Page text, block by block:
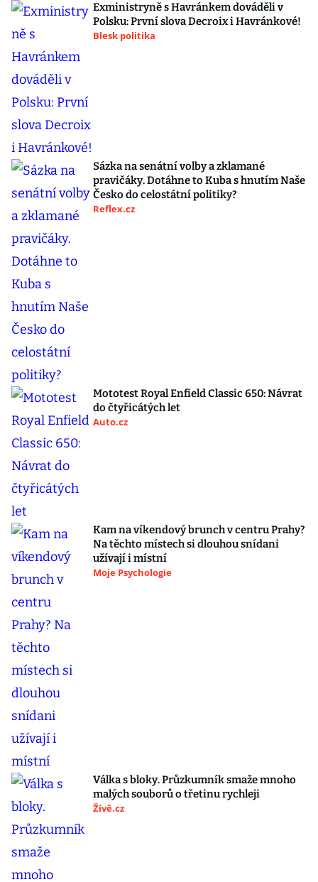
Exministryně s Havránkem dováděli v
Polsku: První slova Decroix i Havránkové!
Blesk politika
Sázka na senátní volby a zklamané
pravičáky. Dotáhne to Kuba s hnutím Naše
Česko do celostátní politiky?
Reflex.cz
Mototest Royal Enfield Classic 650: Návrat
do čtyřicátých let
Auto.cz
Kam na víkendový brunch v centru Prahy?
Na těchto místech si dlouhou snídani
užívají i místní
Moje Psychologie
Válka s bloky. Průzkumník smaže mnoho
malých souborů o třetinu rychleji
Živě.cz